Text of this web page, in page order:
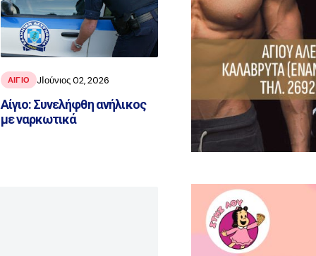
ΑΙΓΙΟ JΙούνιος 02, 2026
Αίγιο: Συνελήφθη ανήλικος
με ναρκωτικά